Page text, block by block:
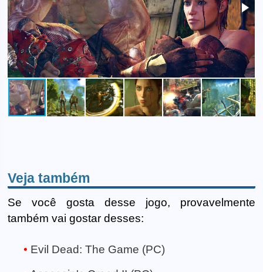
Veja também
Se você gosta desse jogo, provavelmente
também vai gostar desses:
Evil Dead: The Game (PC)